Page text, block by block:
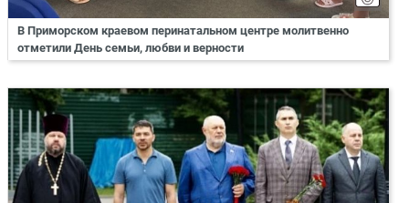
В Приморском краевом перинатальном центре молитвенно
отметили День семьи, любви и верности